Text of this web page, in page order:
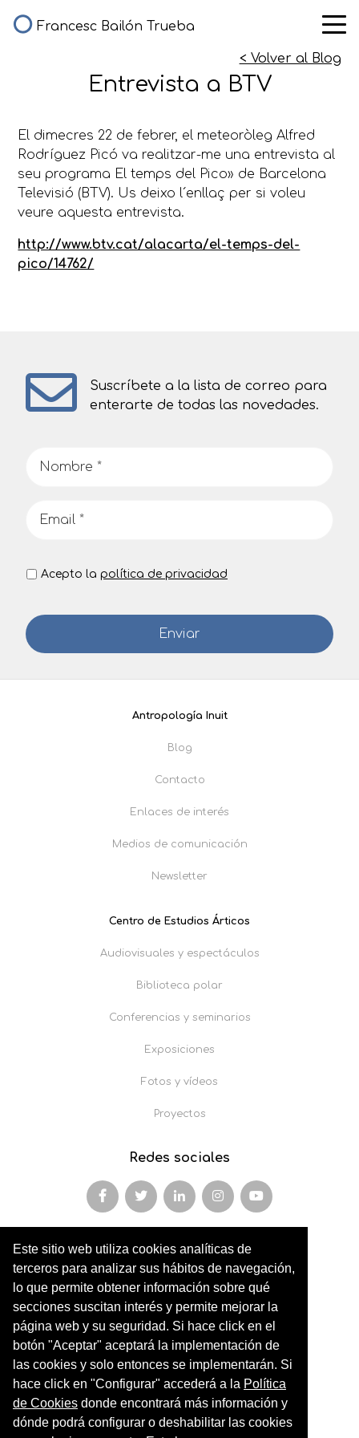
Este sitio web utiliza cookies analíticas de
terceros para analizar sus hábitos de navegación,
lo que permite obtener información sobre qué
secciones suscitan interés y permite mejorar la
página web y su seguridad. Si hace click en el
botón "Aceptar" aceptará la implementación de
las cookies y solo entonces se implementarán. Si
hace click en "Configurar" accederá a la Política
de Cookies donde encontrará más información y
dónde podrá configurar o deshabilitar las cookies
Francesc Bailón Trueba
< Volver al Blog
Entrevista a BTV
El dimecres 22 de febrer, el meteoròleg Alfred
Rodríguez Picó va realitzar-me una entrevista al
seu programa El temps del Pico» de Barcelona
Televisió (BTV). Us deixo l´enllaç per si voleu
veure aquesta entrevista.
http://www.btv.cat/alacarta/el-temps-del-
pico/14762/
Suscríbete a la lista de correo para
enterarte de todas las novedades.
Acepto la política de privacidad
Antropología Inuit
Blog
Contacto
Enlaces de interés
Medios de comunicación
Newsletter
Centro de Estudios Árticos
Audiovisuales y espectáculos
Biblioteca polar
Conferencias y seminarios
Exposiciones
Fotos y vídeos
Proyectos
Redes sociales
Miembro y colaborador de
AFOPA
Arqueonet
CER ARTIC
Institut de Cultures Americanes Antigues
Sociedad Geográfica Española